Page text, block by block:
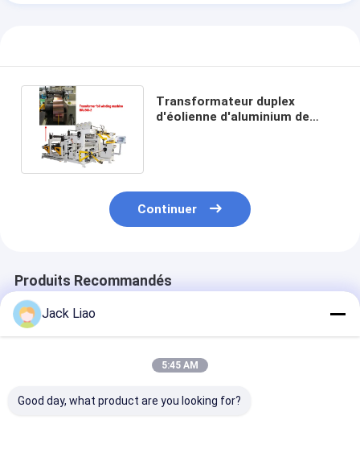
Transformateur duplex
d'éolienne d'aluminium de
Continuer
Produits Recommandés
Jack Liao
5:45 AM
Good day, what product are you looking for?